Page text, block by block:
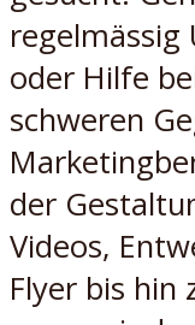
oder Hilfe
schweren
der
Videos,
Flyer bis hin